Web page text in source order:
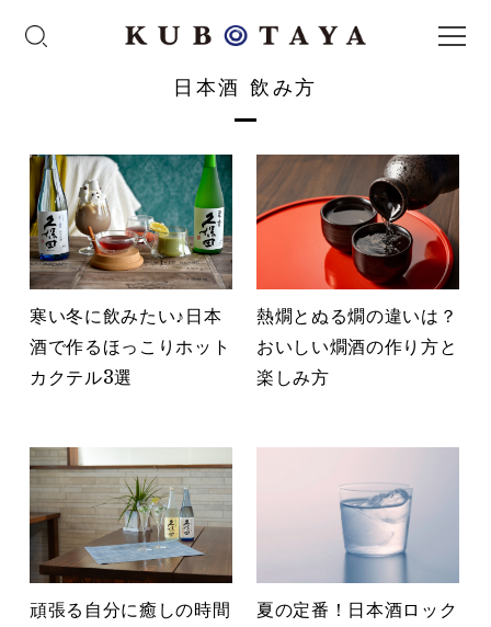
日本酒 飲み方
寒い冬に飲みたい♪日本
酒で作るほっこりホット
カクテル3選
熱燗とぬる燗の違いは？
おいしい燗酒の作り方と
楽しみ方
頑張る自分に癒しの時間
夏の定番！日本酒ロック